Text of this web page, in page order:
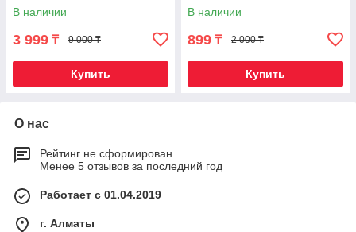
В наличии
3 999 ₸ 9 000 ₸
Купить
В наличии
899 ₸ 2 000 ₸
Купить
О нас
Рейтинг не сформирован
Менее 5 отзывов за последний год
Работает с 01.04.2019
г. Алматы